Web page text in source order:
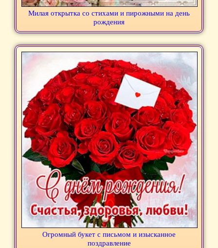
Милая открытка со стихами и пирожными на день
рождения
Огромный букет с письмом и изысканное
поздравление